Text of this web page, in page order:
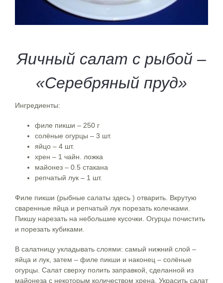
Яичный салат с рыбой –
«Серебряный пруд»
Ингредиенты:
филе пикши – 250 г
солёные огурцы – 3 шт.
яйцо – 4 шт.
хрен – 1 чайн. ложка
майонез – 0.5 стакана
репчатый лук – 1 шт.
Филе пикши (рыбные салаты здесь ) отварить. Вкрутую
сваренные яйца и репчатый лук порезать колечками.
Пикшу нарезать на небольшие кусочки. Огурцы почистить
и порезать кубиками.
В салатницу укладывать слоями: самый нижний слой –
яйца и лук, затем – филе пикши и наконец – солёные
огурцы. Салат сверху полить заправкой, сделанной из
майонеза с некоторым количеством хрена. Украсить салат